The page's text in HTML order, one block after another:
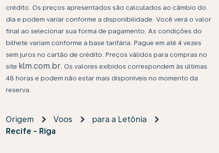
crédito. Os preços apresentados são calculados ao câmbio do
dia e podem variar conforme a disponibilidade. Você verá o valor
final ao selecionar sua forma de pagamento. As condições do
bilhete variam conforme a base tarifária. Pague em até 4 vezes
sem juros no cartão de crédito. Preços válidos para compras no
site klm.com.br . Os valores exibidos correspondem às últimas
48 horas e podem não estar mais disponíveis no momento da
reserva.
Origem Voos
para a Letônia
Recife - Riga